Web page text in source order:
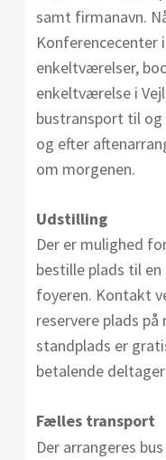
samt firmanavn.
Konferencecenter
enkeltværelser,
enkeltværelse i
bustransport til
og efter
om morgenen.
Udstilling
Der er mulighed
bestille plads til
foyeren. Kontakt
reservere plads på
standplads er
betalende
Fælles transport
Der arrangeres